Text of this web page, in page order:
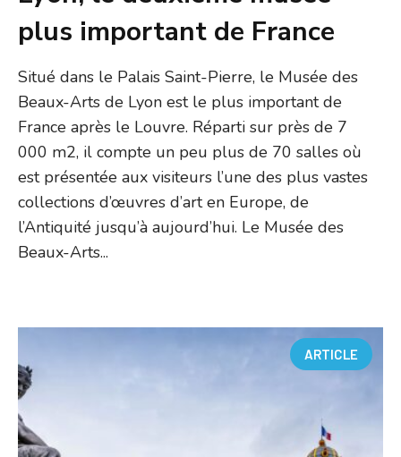
plus important de France
Situé dans le Palais Saint-Pierre, le Musée des
Beaux-Arts de Lyon est le plus important de
France après le Louvre. Réparti sur près de 7
000 m2, il compte un peu plus de 70 salles où
est présentée aux visiteurs l’une des plus vastes
collections d’œuvres d’art en Europe, de
l’Antiquité jusqu’à aujourd’hui. Le Musée des
Beaux-Arts...
ARTICLE